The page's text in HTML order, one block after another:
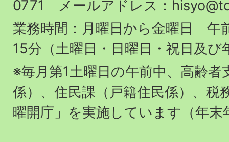
0771 メールアドレス：
業務時間：月曜日から金曜日 午
15分（土曜日・日曜日・祝日及び
※毎月第1土曜日の午前中、高齢者
係）、住民課（戸籍住民係）、税
曜開庁」を実施しています（年末